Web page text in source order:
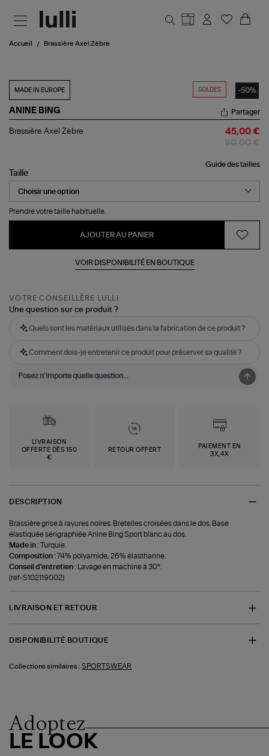
Accueil Brassière Axel Zèbre
SOLDES -50%
MADE IN EUROPE
ANINE BING
Brassière
Partager
Brassière Axel Zèbre 45,00 €
Guide des tailles
Taille
Prendre votre taille habituelle.
AJOUTER AU PANIER
VOIR DISPONIBILITÉ EN BOUTIQUE
VOTRE CONSEILLÈRE LULLI
Une question sur ce produit ?
Quels sont les matériaux utilisés dans la fabrication de ce produit ?
Comment dois-je entretenir ce produit pour préserver sa qualité ?
LIVRAISON
OFFERTE DÈS 150
€
RETOUR OFFERT
PAIEMENT EN
3X,4X
DESCRIPTION
Brassière grise à rayures noires. Bretelles croisées dans le dos. Base
élastiquée sérigraphiée Anine Bing Sport blanc au dos.
Made in :
Turquie.
Composition : 74% polyamide, 26% élasthanne.
Conseil d'entretien : Lavage en machine à 30°.
(ref-S102119002)
LIVRAISON ET RETOUR
DISPONIBILITÉ BOUTIQUE
Collections similaires : SPORTSWEAR
Adoptez
LE LOOK